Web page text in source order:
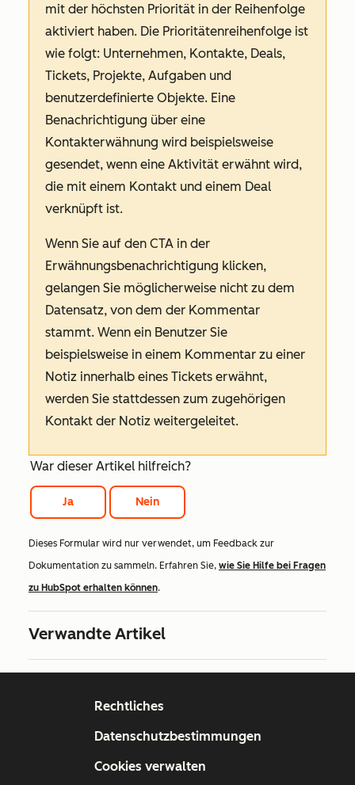
mit der höchsten Priorität in der Reihenfolge
aktiviert haben. Die Prioritätenreihenfolge ist
wie folgt: Unternehmen, Kontakte, Deals,
Tickets, Projekte, Aufgaben und
benutzerdefinierte Objekte. Eine
Benachrichtigung über eine
Kontakterwähnung wird beispielsweise
gesendet, wenn eine Aktivität erwähnt wird,
die mit einem Kontakt und einem Deal
verknüpft ist.
Wenn Sie auf den CTA in der
Erwähnungsbenachrichtigung klicken,
gelangen Sie möglicherweise nicht zu dem
Datensatz, von dem der Kommentar
stammt. Wenn ein Benutzer Sie
beispielsweise in einem Kommentar zu einer
Notiz innerhalb eines Tickets erwähnt,
werden Sie stattdessen zum zugehörigen
Kontakt der Notiz weitergeleitet.
War dieser Artikel hilfreich?
Ja Nein
Dieses Formular wird nur verwendet, um Feedback zur
Dokumentation zu sammeln. Erfahren Sie, wie Sie Hilfe bei Fragen
zu HubSpot erhalten können.
Verwandte Artikel
Rechtliches
Datenschutzbestimmungen
Cookies verwalten